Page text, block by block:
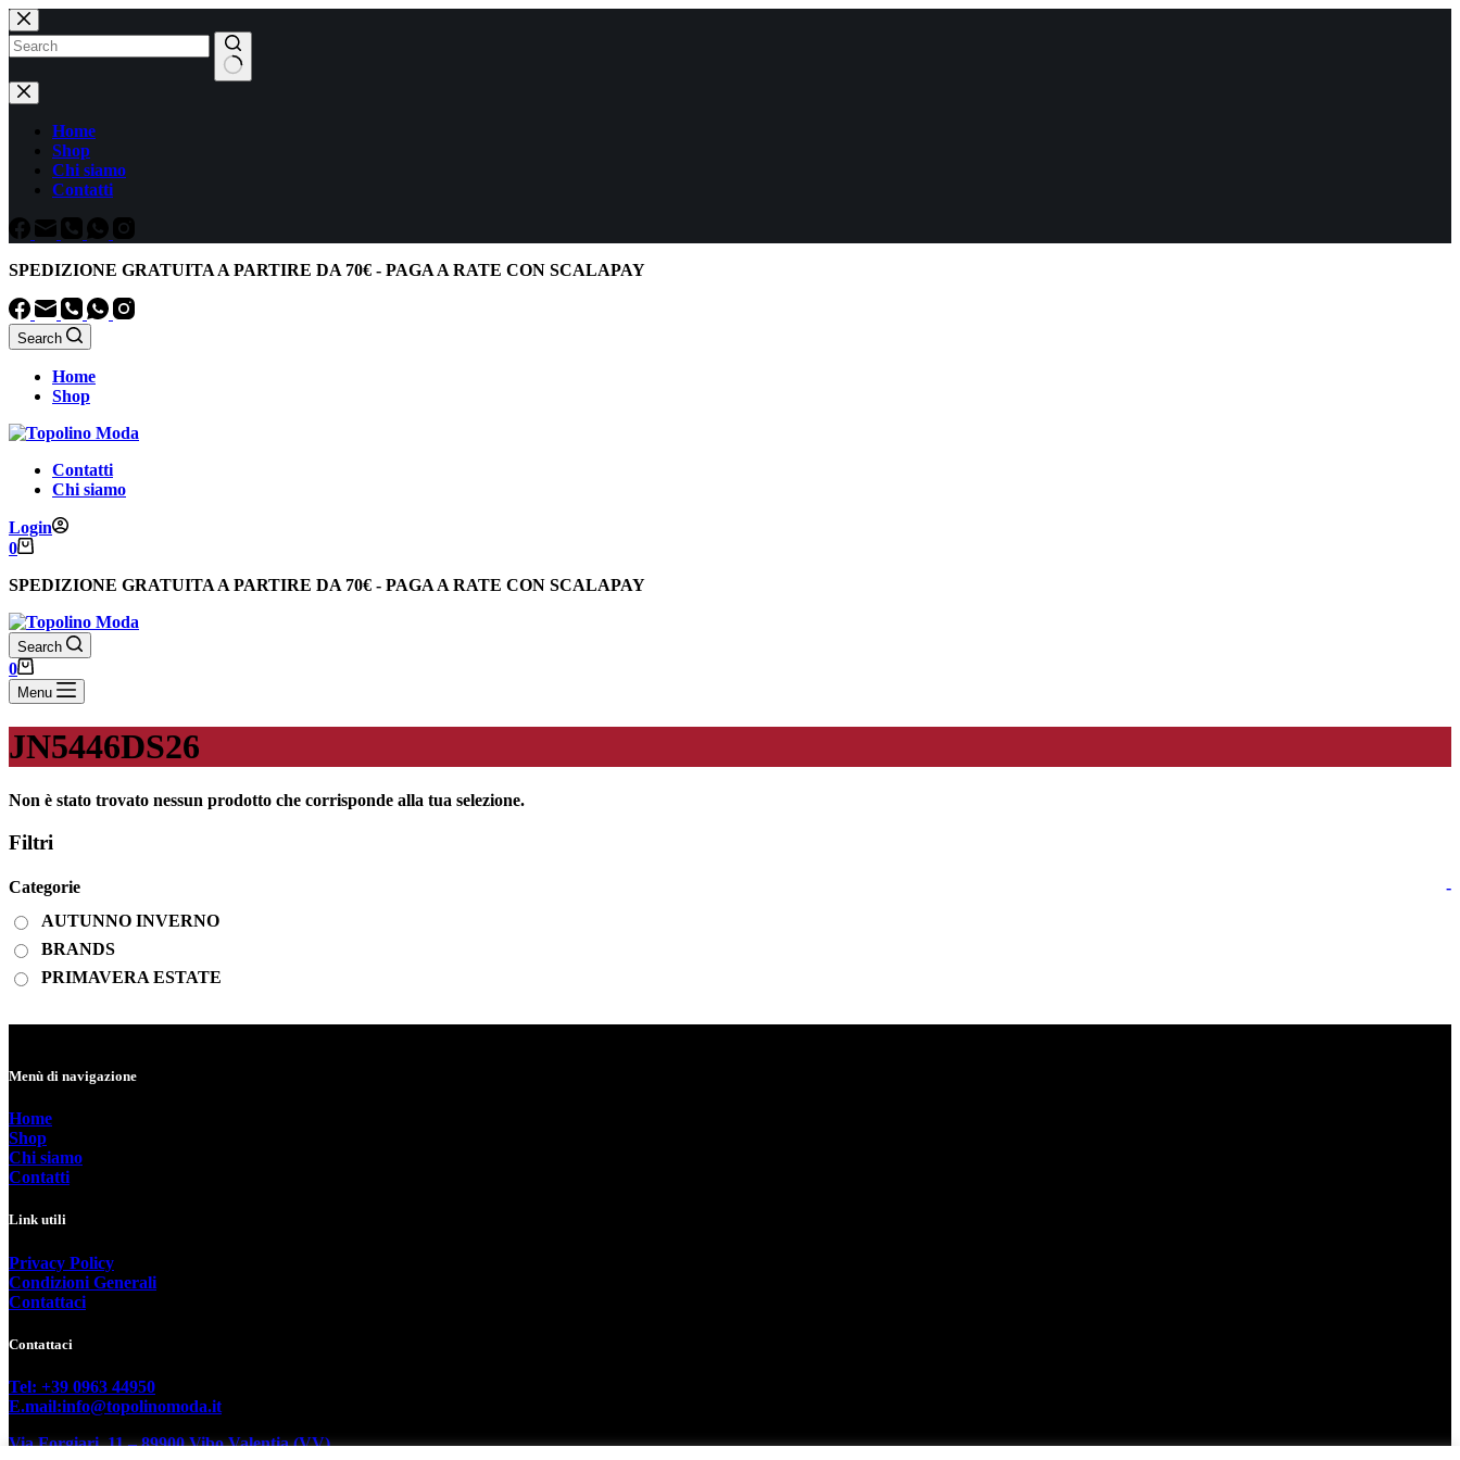
Salta
al
contenuto
Nessun
risultato
Home
Shop
Chi siamo
Contatti
SPEDIZIONE GRATUITA A PARTIRE DA 70€ - PAGA A RATE CON SCALAPAY
Search
Home
Shop
Contatti
Chi siamo
Login
Carrello
0
SPEDIZIONE GRATUITA A PARTIRE DA 70€ - PAGA A RATE CON SCALAPAY
Search
Carrello
0
Menu
JN5446DS26
Non è stato trovato nessun prodotto che corrisponde alla tua selezione.
Filtri
Categorie
-
AUTUNNO INVERNO
BRANDS
PRIMAVERA ESTATE
Menù di navigazione
Home
Shop
Chi siamo
Contatti
Link utili
Privacy Policy
Condizioni Generali
Contattaci
Contattaci
Tel: +39 0963 44950
E.mail:info@topolinomoda.it
Via Forgiari, 11 – 89900 Vibo Valentia (VV)